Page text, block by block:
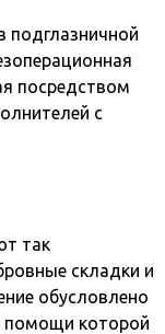
подглазничной
посредством
с
так
складки и
обусловлено
помощи которой